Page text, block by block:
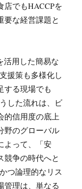
店でもHACCPを
要な経営課題と
活用した簡易な
援策も多様化し
する現場でも
した流れは、ビ
的信用度の底上
野のグローバル
よって、「安
競争の時代へと
つ論理的なリス
管理は、単なる